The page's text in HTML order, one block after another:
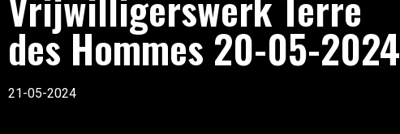
des Hommes 20-05-2024
21-05-2024